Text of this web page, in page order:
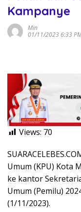
Kampanye
Min
01/11/2023 6:33
Views: 70
Umum (KPU) Kota
ke kantor
Umum (Pemilu)
(1/11/2023).